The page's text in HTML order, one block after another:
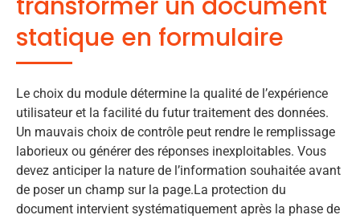
statique en formulaire
Le choix du module détermine la qualité de l’expérience
utilisateur et la facilité du futur traitement des données.
Un mauvais choix de contrôle peut rendre le remplissage
laborieux ou générer des réponses inexploitables. Vous
devez anticiper la nature de l’information souhaitée avant
de poser un champ sur la page.La protection du
document intervient systématiquement après la phase de